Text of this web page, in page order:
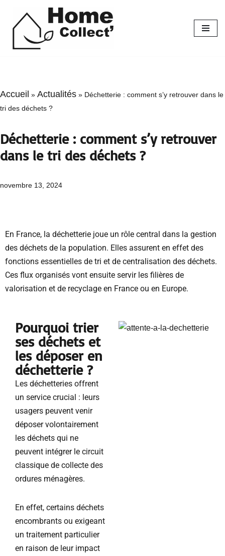
Aller
Accueil » Actualités » Déchetterie : comment s’y retrouver dans le
tri des déchets ?
Déchetterie : comment s’y retrouver
dans le tri des déchets ?
novembre 13, 2024
En France, la déchetterie joue un rôle central dans la gestion
des déchets de la population. Elles assurent en effet des
fonctions essentielles de tri et de centralisation des déchets.
Ces flux organisés vont ensuite servir les filières de
valorisation et de recyclage en France ou en Europe.
Pourquoi trier
ses déchets et
les déposer en
déchetterie ?
Les déchetteries offrent
un service crucial : leurs
usagers peuvent venir
déposer volontairement
les déchets qui ne
peuvent intégrer le circuit
classique de collecte des
ordures ménagères.
En effet, certains déchets
encombrants ou exigeant
un traitement particulier
en raison de leur impact